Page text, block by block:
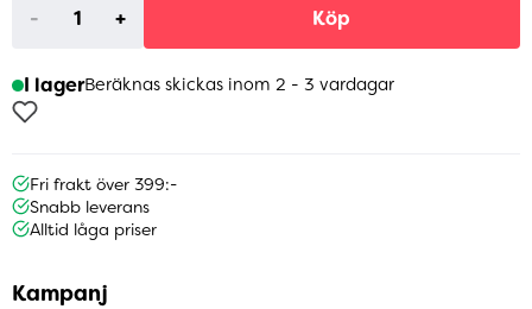
- + Köp
I lagerBeräknas skickas inom 2 - 3 vardagar
Fri frakt över 399:-
Snabb leverans
Alltid låga priser
Kampanj